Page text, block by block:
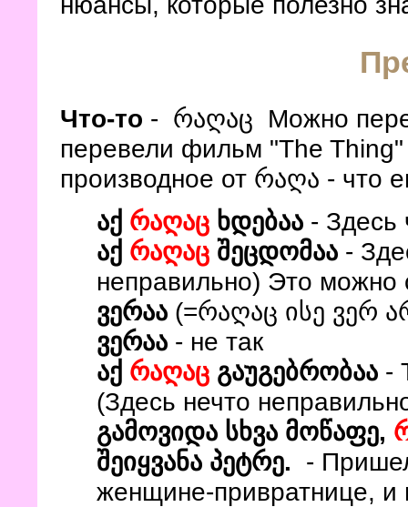
Что-то - რაღაც Можно
перевели фильм "The
производное от რაღა - что
აქ რაღაც ხდებაა - Здесь
აქ რაღაც შეცდომაა -
неправильно) Это можно
ვერაა (=რაღაც ისე ვერ
ვერაა - не так
აქ რაღაც გაუგებრობაა -
(Здесь нечто
გამოვიდა სხვა მოწაფე,
შეიყვანა პეტრე. -
женщине-привратнице,